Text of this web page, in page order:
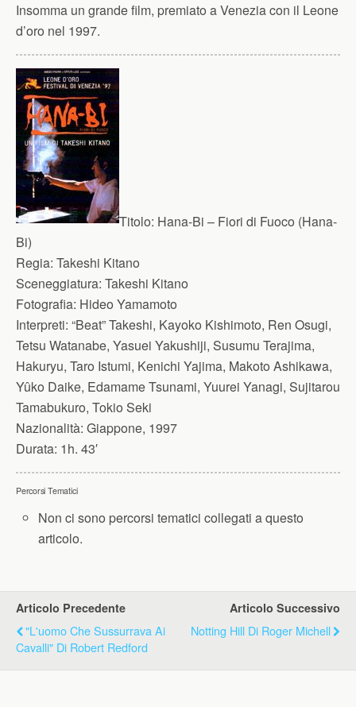
Insomma un grande film, premiato a Venezia con il Leone
d’oro nel 1997.
Titolo: Hana-Bi – Fiori di Fuoco (Hana-
Bi)
Regia: Takeshi Kitano
Sceneggiatura: Takeshi Kitano
Fotografia: Hideo Yamamoto
Interpreti: “Beat” Takeshi, Kayoko Kishimoto, Ren Osugi,
Tetsu Watanabe, Yasuei Yakushiji, Susumu Terajima,
Hakuryu, Taro Istumi, Kenichi Yajima, Makoto Ashikawa,
Yûko Daike, Edamame Tsunami, Yuurei Yanagi, Sujitarou
Tamabukuro, Tokio Seki
Nazionalità: Giappone, 1997
Durata: 1h. 43′
Percorsi Tematici
Non ci sono percorsi tematici collegati a questo
articolo.
Articolo Precedente
"L'uomo Che Sussurrava Ai
Cavalli" Di Robert Redford
Articolo Successivo
Notting Hill Di Roger Michell